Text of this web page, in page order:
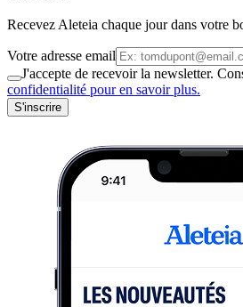
Recevez Aleteia chaque jour dans votre
Votre adresse email
J'accepte de recevoir la newsletter.
confidentialité pour en savoir plus.
S'inscrire